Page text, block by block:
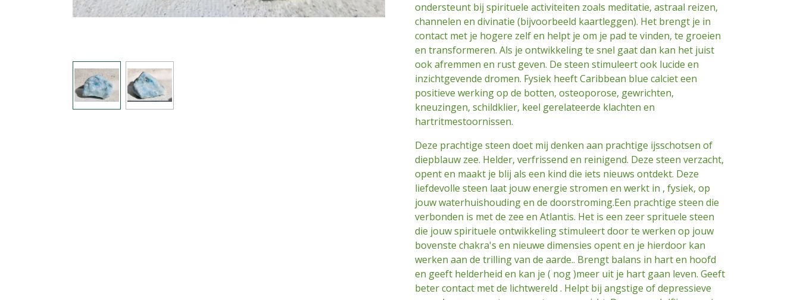
ondersteunt bij spirituele activiteiten zoals meditatie, astraal reizen,
channelen en divinatie (bijvoorbeeld kaartleggen). Het brengt je in
contact met je hogere zelf en helpt je om je pad te vinden, te groeien
en transformeren. Als je ontwikkeling te snel gaat dan kan het juist
ook afremmen en rust geven. De steen stimuleert ook lucide en
inzichtgevende dromen. Fysiek heeft Caribbean blue calciet een
positieve werking op de botten, osteoporose, gewrichten,
kneuzingen, schildklier, keel gerelateerde klachten en
hartritmestoornissen.
Deze prachtige steen doet mij denken aan prachtige ijsschotsen of
diepblauw zee. Helder, verfrissend en reinigend. Deze steen verzacht,
opent en maakt je blij als een kind die iets nieuws ontdekt. Deze
liefdevolle steen laat jouw energie stromen en werkt in , fysiek, op
jouw waterhuishouding en de doorstroming.Een prachtige steen die
verbonden is met de zee en Atlantis. Het is een zeer sprituele steen
die jouw spirituele ontwikkeling stimuleert door te werken op jouw
bovenste chakra's en nieuwe dimensies opent en je hierdoor kan
werken aan de trilling van de aarde.. Brengt balans in hart en hoofd
en geeft helderheid en kan je ( nog )meer uit je hart gaan leven. Geeft
beter contact met de lichtwereld . Helpt bij angstige of depressieve